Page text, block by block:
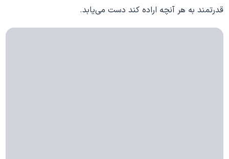
قدرتمند به هر آنچه اراده کند دست می‌یابد.